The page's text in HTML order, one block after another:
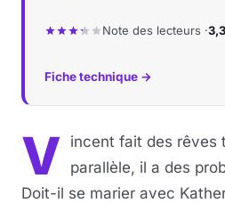
Note des lecteurs ·3,3
Fiche technique →
V
incent fait des rêves
parallèle, il a des
Doit-il se marier avec